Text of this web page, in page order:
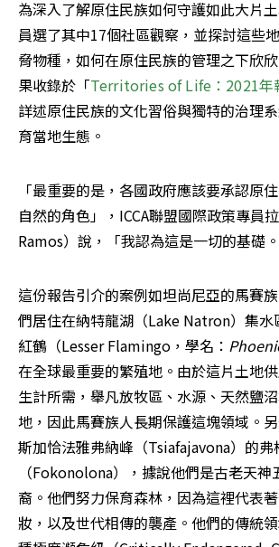
為深入了解原住民族如何守護如此大片
員選了其中17個社區觀察，並探討這些
脅物種，如何在原住民族的管理之下欣
果收錄於「Territories of Life：2021年
詳述原住民族的文化習俗與獨特的治理
育當地生態。
「最重要的是，各國政府應該要承認原
自然的角色」，ICCA聯盟國際政策專員
Ramos）說，「我認為這是一切的基礎。
這份報告引介的案例如坦尚尼亞的馬賽
們居住在納特龍湖（Lake Natron）集水
紅鶴（Lesser Flamingo，學名：
在全球最重要的繁殖地。由於這片土地
生計所需，舉凡放牧區、水源、天然鹽
地，因此馬賽族人長期保護這塊領域。
斯加恰法雅弗納峰（Tsiafajavona）的弗
（Fokonolona），據說他們是古老天神
裔。他們努力保育森林，因為這裡代表
妝，以及世代相傳的襲產。他們的傳統